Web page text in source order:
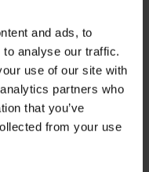
and ads, to
analyse our traffic.
use of our site with
partners who
that you’ve
from your use
Logo ergänzt diese
zum Servieren von
gepresste Zitrone für
Höhe: 5,7 cm